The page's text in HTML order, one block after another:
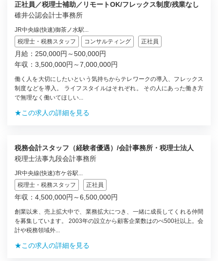
正社員／税理士補助／リモートOK/フレックス制度/残業なし
碓井公認会計士事務所
JR中央線(快速)御茶ノ水駅...
税理士・税務スタッフ
コンサルティング 正社員
月給：250,000円～500,000円
年収：3,500,000円～7,000,000円
働く人を大切にしたいという気持ちからテレワークの導入、フレックス
制度などを導入。 ライフスタイルはそれぞれ。 その人にあった働き方
で無理なく働いてほしい...
★この求人の詳細を見る
税務会計スタッフ（経験者優遇）/会計事務所・税理士法人
税理士法事九段会計事務所
JR中央線(快速)市ケ谷駅...
税理士・税務スタッフ
正社員
年収：4,500,000円～6,500,000円
創業以来、売上拡大中で、業務拡大につき、一緒に成長してくれる仲間
を募集しています。 2003年の設立から顧客企業数はのべ500社以上。会
計や税務領域外...
★この求人の詳細を見る